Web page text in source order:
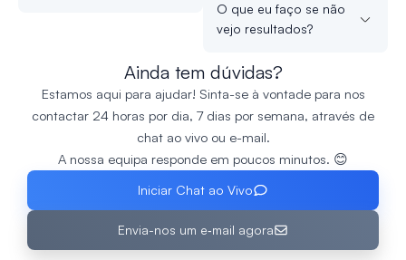
O que eu faço se não
vejo resultados?
Ainda tem dúvidas?
Estamos aqui para ajudar! Sinta-se à vontade para nos
contactar 24 horas por dia, 7 dias por semana, através de
chat ao vivo ou e-mail.
A nossa equipa responde em poucos minutos. 😊
Iniciar Chat ao Vivo
Envia-nos um e‑mail agora